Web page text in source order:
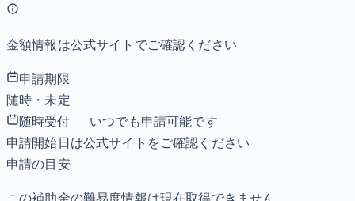
金額情報は公式サイトでご確認ください
申請期限
随時・未定
随時受付 — いつでも申請可能です
申請開始日は公式サイトをご確認ください
申請の目安
この補助金の難易度情報は現在取得できません